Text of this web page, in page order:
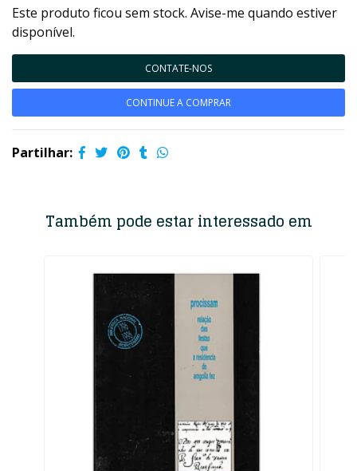
Este produto ficou sem stock. Avise-me quando estiver
disponível.
CONTATE-NOS
CONTINUE A COMPRAR
Partilhar:
Também pode estar interessado em